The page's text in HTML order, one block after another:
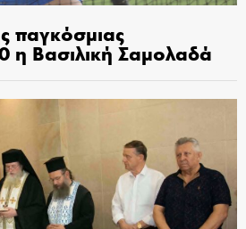
παγκόσμιας
η Βασιλική Σαμολαδά